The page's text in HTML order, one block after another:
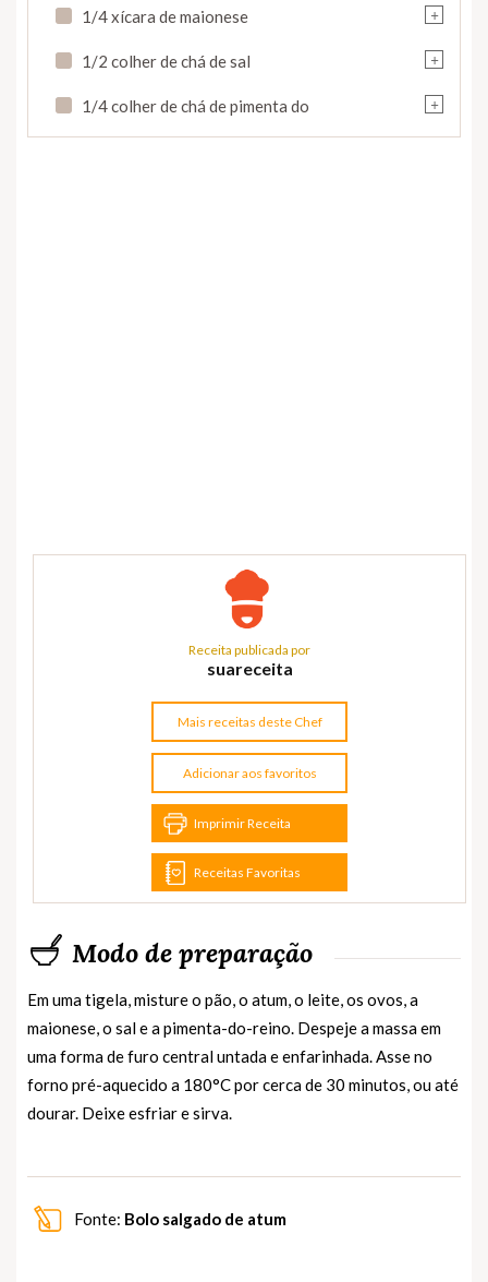
+
1/4 xícara de maionese
+
1/2 colher de chá de sal
+
1/4 colher de chá de pimenta do
Receita publicada por
suareceita
Mais receitas deste Chef
Adicionar aos favoritos
Imprimir Receita
Receitas Favoritas
Modo de preparação
Em uma tigela, misture o pão, o atum, o leite, os ovos, a
maionese, o sal e a pimenta-do-reino. Despeje a massa em
uma forma de furo central untada e enfarinhada. Asse no
forno pré-aquecido a 180°C por cerca de 30 minutos, ou até
dourar. Deixe esfriar e sirva.
Fonte: Bolo salgado de atum